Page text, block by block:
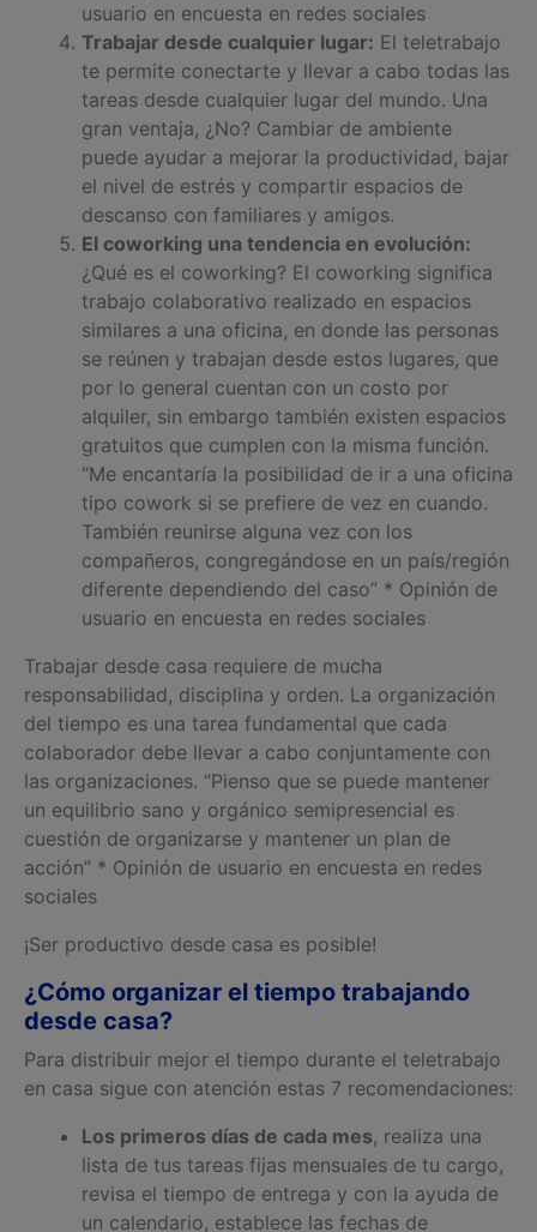
usuario en encuesta en redes sociales
Trabajar desde cualquier lugar: El teletrabajo
te permite conectarte y llevar a cabo todas las
tareas desde cualquier lugar del mundo. Una
gran ventaja, ¿No? Cambiar de ambiente
puede ayudar a mejorar la productividad, bajar
el nivel de estrés y compartir espacios de
descanso con familiares y amigos.
El coworking una tendencia en evolución:
¿Qué es el coworking? El coworking significa
trabajo colaborativo realizado en espacios
similares a una oficina, en donde las personas
se reúnen y trabajan desde estos lugares, que
por lo general cuentan con un costo por
alquiler, sin embargo también existen espacios
gratuitos que cumplen con la misma función.
“Me encantaría la posibilidad de ir a una oficina
tipo cowork si se prefiere de vez en cuando.
También reunirse alguna vez con los
compañeros, congregándose en un país/región
diferente dependiendo del caso” * Opinión de
usuario en encuesta en redes sociales
Trabajar desde casa requiere de mucha
responsabilidad, disciplina y orden. La organización
del tiempo es una tarea fundamental que cada
colaborador debe llevar a cabo conjuntamente con
las organizaciones. “Pienso que se puede mantener
un equilibrio sano y orgánico semipresencial es
cuestión de organizarse y mantener un plan de
acción” * Opinión de usuario en encuesta en redes
sociales
¡Ser productivo desde casa es posible!
¿Cómo organizar el tiempo trabajando
desde casa?
Para distribuir mejor el tiempo durante el teletrabajo
en casa sigue con atención estas 7 recomendaciones:
Los primeros días de cada mes, realiza una
lista de tus tareas fijas mensuales de tu cargo,
revisa el tiempo de entrega y con la ayuda de
un calendario, establece las fechas de